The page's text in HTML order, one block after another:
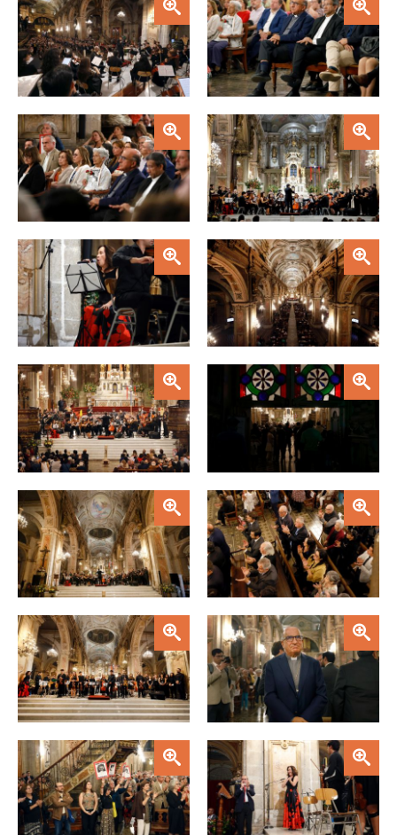
Zoom Zoom
Zoom Zoom
Zoom Zoom
Zoom Zoom
Zoom Zoom
Zoom Zoom